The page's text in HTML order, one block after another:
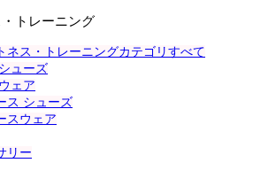
トレーニング
ネス・トレーニングカテゴリすべて
ューズ
ェア
ス シューズ
スウェア
リー